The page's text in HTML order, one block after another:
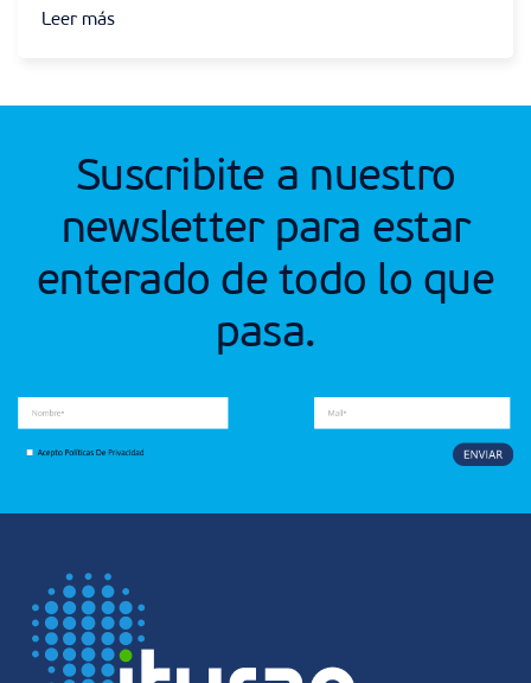
Leer más
Suscribite a nuestro
newsletter para estar
enterado de todo lo que
pasa.